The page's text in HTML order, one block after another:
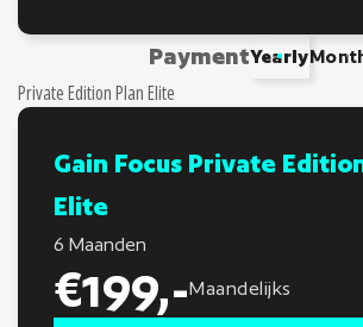
PaymentYearly
Private Edition Plan Elite
Gain Focus Private
Elite
6 Maanden
€199,-Maandelijks